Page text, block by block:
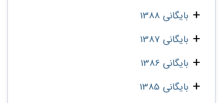
بایگانی 1388
بایگانی 1387
بایگانی 1386
بایگانی 1385